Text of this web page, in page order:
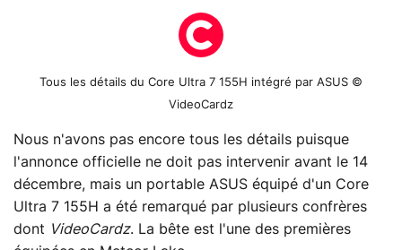
Tous les détails du Core Ultra 7 155H intégré par ASUS ©
VideoCardz
Nous n'avons pas encore tous les détails puisque
l'annonce officielle ne doit pas intervenir avant le 14
décembre, mais un portable ASUS équipé d'un Core
Ultra 7 155H a été remarqué par plusieurs confrères
dont VideoCardz. La bête est l'une des premières